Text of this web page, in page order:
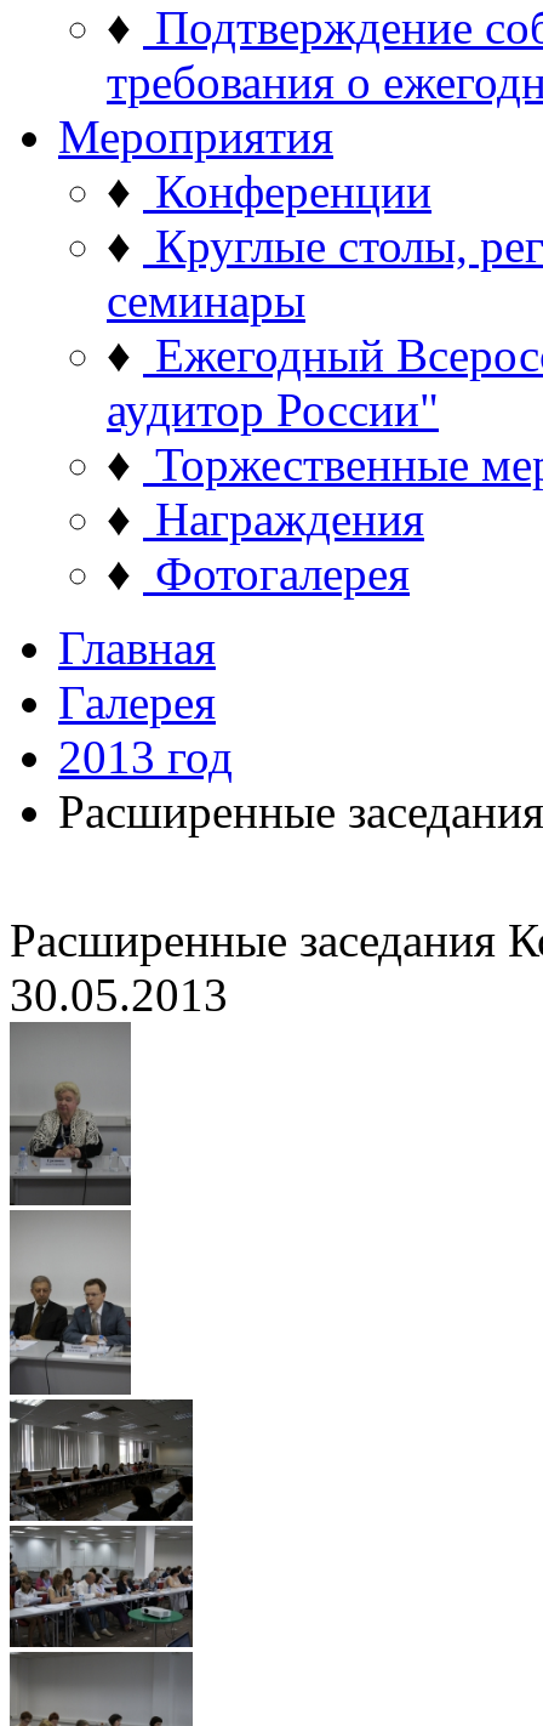
♦ Подтверждение
требования о
Мероприятия
♦ Конференции
♦ Круглые столы,
семинары
♦ Ежегодный
аудитор России"
♦ Торжественные
♦ Награждения
♦ Фотогалерея
Главная
Галерея
2013 год
Расширенные
Расширенные заседания
30.05.2013